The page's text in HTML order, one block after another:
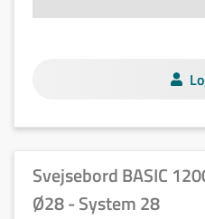
Svejsebord BASIC
Ø28 - System 28